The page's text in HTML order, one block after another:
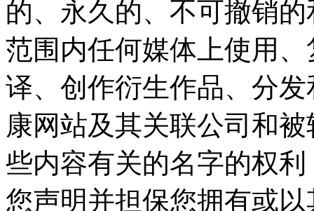
的、永久的、不可撤销
范围内任何媒体上使用
译、创作衍生作品、分
康网站及其关联公司和
些内容有关的名字的权
您声明并担保您拥有或